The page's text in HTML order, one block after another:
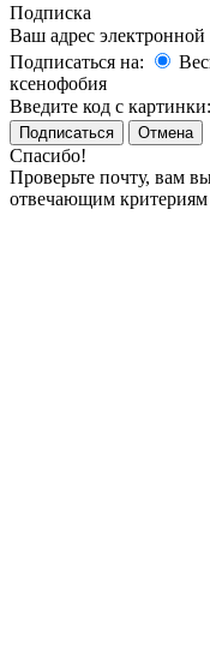
Подписка
Ваш адрес
Подписаться на:
ксенофобия
Введите код с картинки:
Подписаться
Отмена
Спасибо!
Проверьте почту, вам
отвечающим критериям